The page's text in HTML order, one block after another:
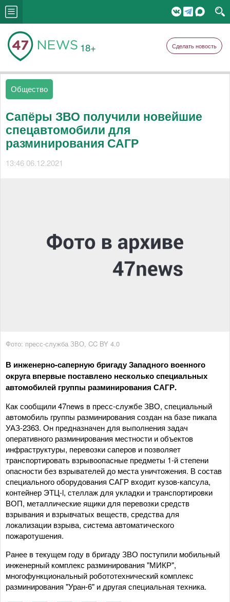
18+ Сделать новость
Общество
Сапёры ЗВО получили новейшие
спецавтомобили для
разминирования САГР
13:46 06.12.2021
Фото: пресс-служба ЗВО, CC BY 4.0
В инженерно-саперную бригаду Западного военного
округа впервые поставлено несколько специальных
автомобилей группы разминирования САГР.
Как сообщили 47news в пресс-службе ЗВО, специальный
автомобиль группы разминирования создан на базе пикапа
УАЗ-2363. Он предназначен для выполнения задач
оперативного разминирования местности и объектов
инфраструктуры, перевозки саперов и позволяет
транспортировать взрывоопасные предметы 1-й степени
опасности без взрывателей до места уничтожения. В состав
специального оборудования САГР входит кузов-капсула,
контейнер ЭТЦ-l, стеллаж для укладки и транспортировки
ВОП, металлические ящики для перевозки средств
взрывания и взрывчатых веществ, средства для
локализации взрыва, система автоматического
пожаротушения.
Ранее в текущем году в бригаду ЗВО поступили мобильный
инженерный комплекс разминирования "МИКР",
многофункциональный робототехнический комплекс
разминирования "Уран-6" и другая специальная техника.